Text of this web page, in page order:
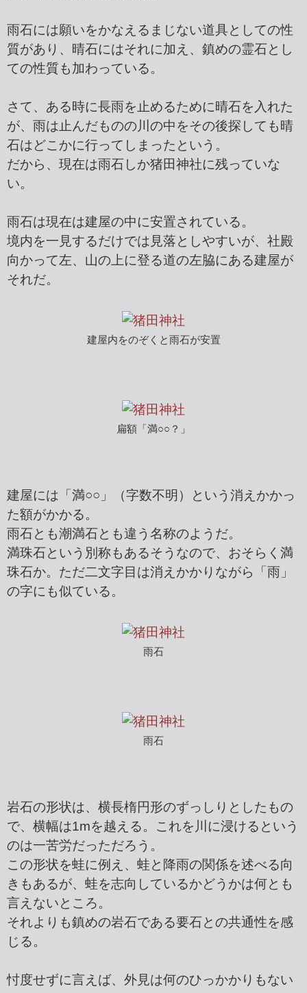
雨石には願いをかなえるまじない道具としての性
質があり、晴石にはそれに加え、鎮めの霊石とし
ての性質も加わっている。
さて、ある時に長雨を止めるために晴石を入れた
が、雨は止んだものの川の中をその後探しても晴
石はどこかに行ってしまったという。
だから、現在は雨石しか猪田神社に残っていな
い。
雨石は現在は建屋の中に安置されている。
境内を一見するだけでは見落としやすいが、社殿
向かって左、山の上に登る道の左脇にある建屋が
それだ。
建屋内をのぞくと雨石が安置
扁額「満○○？」
建屋には「満○○」（字数不明）という消えかかっ
た額がかかる。
雨石とも潮満石とも違う名称のようだ。
満珠石という別称もあるそうなので、おそらく満
珠石か。ただ二文字目は消えかかりながら「雨」
の字にも似ている。
雨石
雨石
岩石の形状は、横長楕円形のずっしりとしたもの
で、横幅は1mを越える。これを川に浸けるという
のは一苦労だっただろう。
この形状を蛙に例え、蛙と降雨の関係を述べる向
きもあるが、蛙を志向しているかどうかは何とも
言えないところ。
それよりも鎮めの岩石である要石との共通性を感
じる。
忖度せずに言えば、外見は何のひっかかりもない